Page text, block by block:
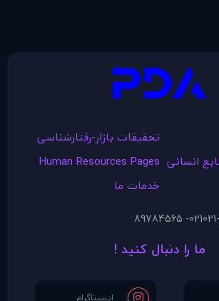
تحقیقات بازار-رفتارشناسی
انسانی Human Resources Pages
خدمات ما
021- 89784565
ما را دنبال کنید !